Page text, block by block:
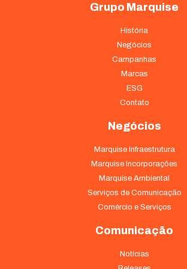
Grupo Marquise
História
Negócios
Campanhas
Marcas
ESG
Contato
Negócios
Marquise Infraestrutura
Marquise Incorporações
Marquise Ambiental
Serviços de Comunicação
Comércio e Serviços
Comunicação
Notícias